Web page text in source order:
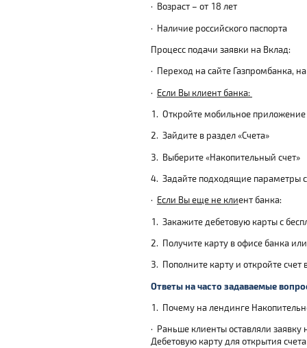
· Возраст – от 18 лет
· Наличие российского паспорта
Процесс подачи заявки на Вклад:
· Переход на сайте Газпромбанка,
· Если Вы клиент банка:
1. Откройте мобильное
2. Зайдите в раздел «Счета»
3. Выберите «Накопительный счет»
4. Задайте подходящие параметры
· Если Вы еще не клиент банка:
1. Закажите дебетовую карты с
2. Получите карту в офисе банка
3. Пополните карту и откройте
Ответы на часто задаваемые
1. Почему на лендинге
· Раньше клиенты оставляли
Дебетовую карту для открытия